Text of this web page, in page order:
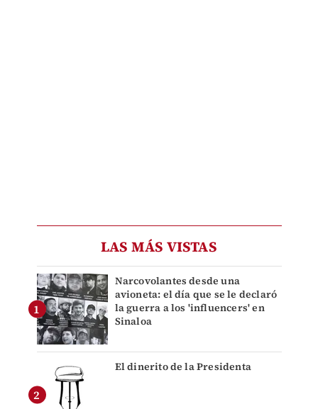
LAS MÁS VISTAS
Narcovolantes desde una
avioneta: el día que se le declaró
la guerra a los 'influencers' en
Sinaloa
El dinerito de la Presidenta